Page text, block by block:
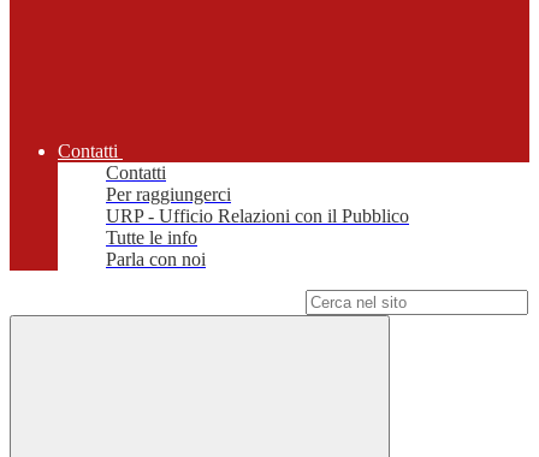
Contatti
Contatti
Per raggiungerci
URP - Ufficio Relazioni con il Pubblico
Tutte le info
Parla con noi